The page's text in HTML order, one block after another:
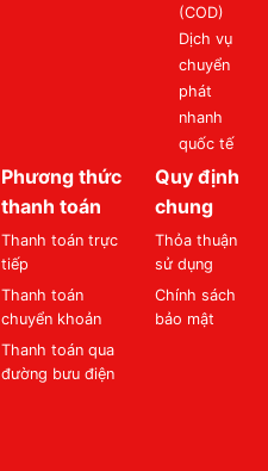
(COD)
Dịch vụ
chuyển
phát
nhanh
quốc tế
Phương thức
thanh toán
Thanh toán trực
tiếp
Thanh toán
chuyển khoản
Thanh toán qua
đường bưu điện
Quy định
chung
Thỏa thuận
sử dụng
Chính sách
bảo mật